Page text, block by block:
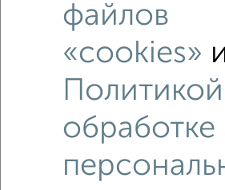
файлов
«cookies»
обработке